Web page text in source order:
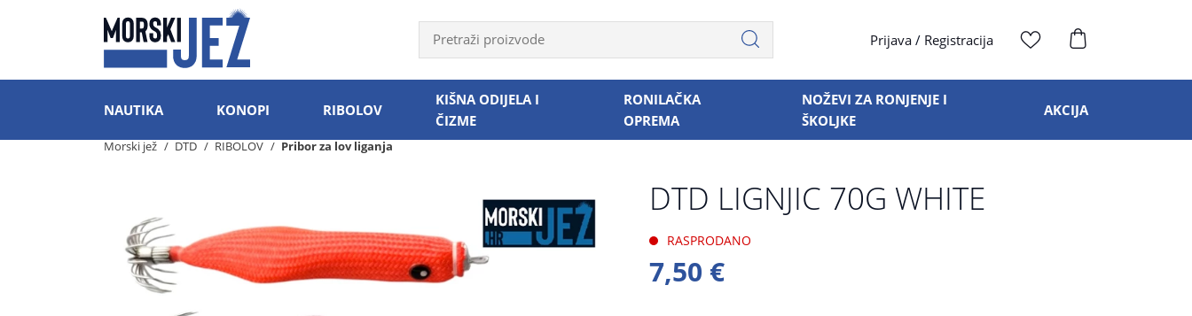
Prijava / Registracija
NAUTIKA KONOPI RIBOLOV
KIŠNA ODIJELA I
ČIZME
RONILAČKA
OPREMA
NOŽEVI ZA RONJENJE I
ŠKOLJKE
AKCIJA
Morski jež DTD RIBOLOV Pribor za lov liganja
DTD LIGNJIC 70G WHITE
RASPRODANO
7,50 €